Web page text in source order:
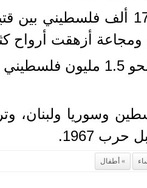
ومجاعة أزهقت أرواح
وسوريا ولبنان،
1967.
أطفال